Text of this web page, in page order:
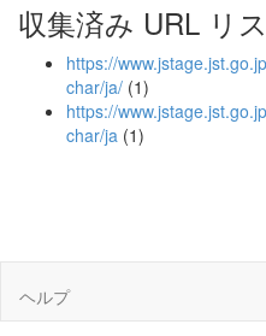
収集済み URL リ
https://
char/ja/ (1)
https://
char/ja (1)
ヘルプ